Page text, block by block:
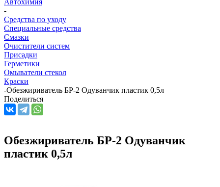
-
Средства по уходу
Специальные средства
Смазки
Очистители систем
Присадки
Герметики
Омыватели стекол
Краски
-Обезжириватель БР-2 Одуванчик пластик 0,5л
Поделиться
Обезжириватель БР-2 Одуванчик
пластик 0,5л